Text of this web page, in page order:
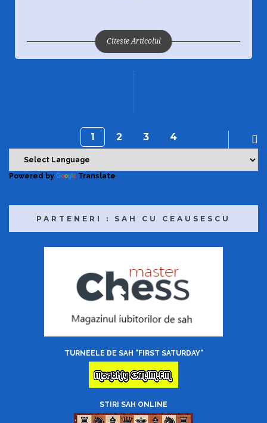
Citeste Articolul
1 2 3 4
Powered by Translate
PARTENERI : SAH CU CEAUSESCU
TURNEELE DE SAH "FIRST SATURDAY"
STIRI SAH ONLINE